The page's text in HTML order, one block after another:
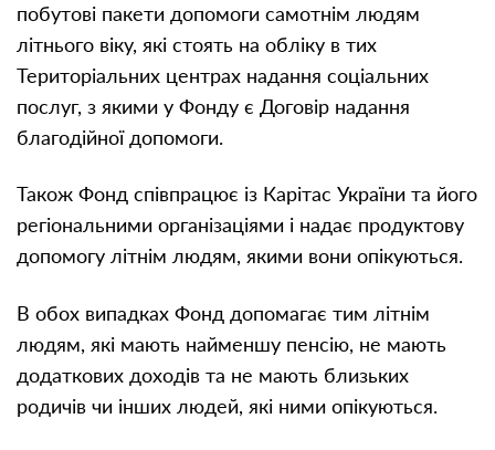
побутові пакети допомоги самотнім людям
літнього віку, які стоять на обліку в тих
Територіальних центрах надання соціальних
послуг, з якими у Фонду є Договір надання
благодійної допомоги.
Також Фонд співпрацює із Карітас України та його
регіональними організаціями і надає продуктову
допомогу літнім людям, якими вони опікуються.
В обох випадках Фонд допомагає тим літнім
людям, які мають найменшу пенсію, не мають
додаткових доходів та не мають близьких
родичів чи інших людей, які ними опікуються.